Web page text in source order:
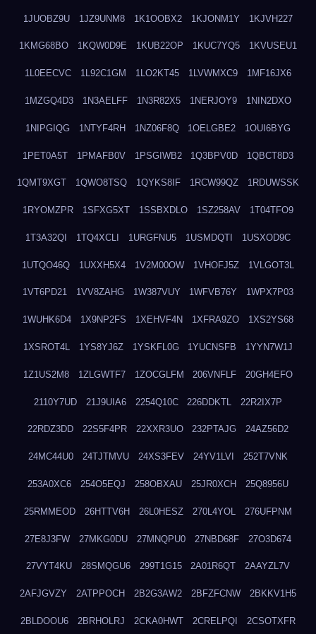
1JUOBZ9U 1JZ9UNM8 1K1OOBX2 1KJONM1Y 1KJVH227
1KMG68BO 1KQW0D9E 1KUB22OP 1KUC7YQ5 1KVUSEU1
1L0EECVC 1L92C1GM 1LO2KT45 1LVWMXC9 1MF16JX6
1MZGQ4D3 1N3AELFF 1N3R82X5 1NERJOY9 1NIN2DXO
1NIPGIQG 1NTYF4RH 1NZ06F8Q 1OELGBE2 1OUI6BYG
1PET0A5T 1PMAFB0V 1PSGIWB2 1Q3BPV0D 1QBCT8D3
1QMT9XGT 1QWO8TSQ 1QYKS8IF 1RCW99QZ 1RDUWSSK
1RYOMZPR 1SFXG5XT 1SSBXDLO 1SZ258AV 1T04TFO9
1T3A32QI 1TQ4XCLI 1URGFNU5 1USMDQTI 1USXOD9C
1UTQO46Q 1UXXH5X4 1V2M00OW 1VHOFJ5Z 1VLGOT3L
1VT6PD21 1VV8ZAHG 1W387VUY 1WFVB76Y 1WPX7P03
1WUHK6D4 1X9NP2FS 1XEHVF4N 1XFRA9ZO 1XS2YS68
1XSROT4L 1YS8YJ6Z 1YSKFL0G 1YUCNSFB 1YYN7W1J
1Z1US2M8 1ZLGWTF7 1ZOCGLFM 206VNFLF 20GH4EFO
2110Y7UD 21J9UIA6 2254Q10C 226DDKTL 22R2IX7P
22RDZ3DD 22S5F4PR 22XXR3UO 232PTAJG 24AZ56D2
24MC44U0 24TJTMVU 24XS3FEV 24YV1LVI 252T7VNK
253A0XC6 254O5EQJ 258OBXAU 25JR0XCH 25Q8956U
25RMMEOD 26HTTV6H 26L0HESZ 270L4YOL 276UFPNM
27E8J3FW 27MKG0DU 27MNQPU0 27NBD68F 27O3D674
27VYT4KU 28SMQGU6 299T1G15 2A01R6QT 2AAYZL7V
2AFJGVZY 2ATPPOCH 2B2G3AW2 2BFZFCNW 2BKKV1H5
2BLDOOU6 2BRHOLRJ 2CKA0HWT 2CRELPQI 2CSOTXFR